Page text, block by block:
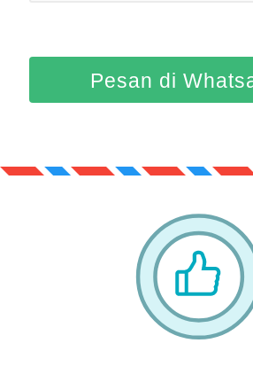
Pesan di